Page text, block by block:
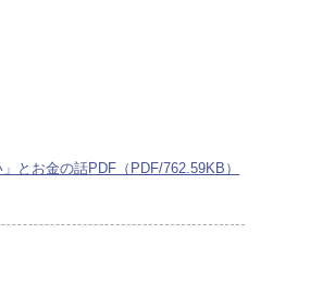
とお金の話PDF（PDF/762.59KB）